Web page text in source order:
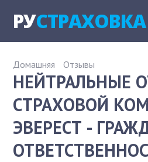
РУСТРАХОВКА
Домашняя Отзывы
НЕЙТРАЛЬНЫЕ
СТРАХОВОЙ
ЭВЕРЕСТ -